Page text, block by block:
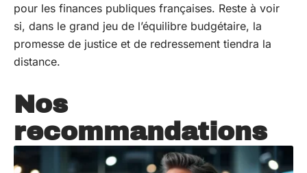
pour les finances publiques françaises. Reste à voir
si, dans le grand jeu de l’équilibre budgétaire, la
promesse de justice et de redressement tiendra la
distance.
Nos
recommandations